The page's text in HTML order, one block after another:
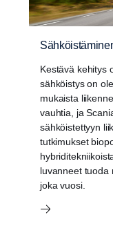
Kestävä kehitys
sähköistys on
mukaista
vauhtia, ja
sähköistettyyn
tutkimukset
luvanneet tuoda
joka vuosi.